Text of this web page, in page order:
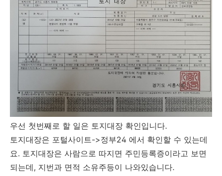
우선 첫번째로 할 일은 토지대장 확인입니다.
토지대장은 포털사이트->정부24 에서 확인할 수 있는데
요. 토지대장은 사람으로 따지면 주민등록증이라고 보면
되는데, ​지번과 면적 소유주등이 나와있습니다.